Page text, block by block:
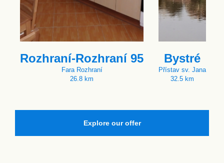
Rozhraní-Rozhraní 95
Fara Rozhraní
26.8 km
Bystré
Přístav sv. Jana
32.5 km
Explore our offer